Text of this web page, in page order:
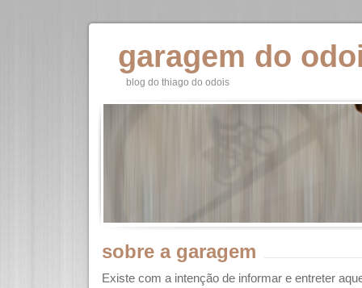
garagem do
blog do thiago do odois
sobre a garagem
Existe com a intenção de informar e entreter